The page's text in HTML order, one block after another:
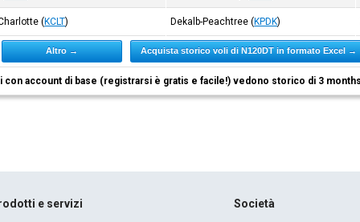
(KCLT) Dekalb-Peachtree (KPDK)
Altro → Acquista storico voli di N120DT in formato Excel →
con account di base (registrarsi è gratis e facile!) vedono storico di 3 months
e servizi
Società